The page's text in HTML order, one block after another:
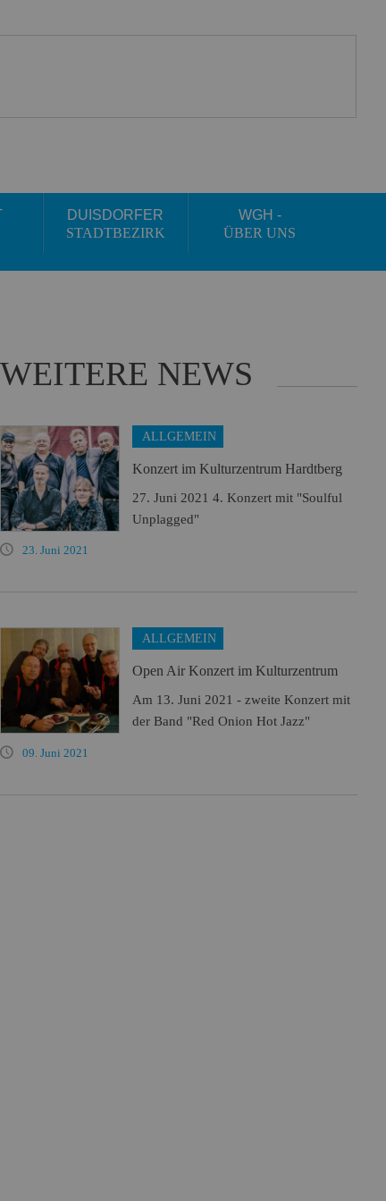
DUISDORFER
STADTBEZIRK
WGH -
ÜBER UNS
WEITERE NEWS
ALLGEMEIN
Konzert im Kulturzentrum Hardtberg
27. Juni 2021 4. Konzert mit "Soulful
Unplagged"
23. Juni 2021
ALLGEMEIN
Open Air Konzert im Kulturzentrum
Am 13. Juni 2021 - zweite Konzert mit
der Band "Red Onion Hot Jazz"
09. Juni 2021